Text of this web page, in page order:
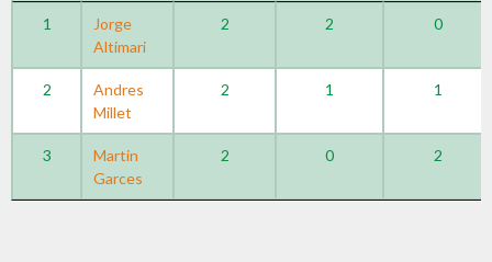
1
Jorge
Altimari
2 2 0
2
Andres
Millet
2 1 1
3
Martin
Garces
2 0 2